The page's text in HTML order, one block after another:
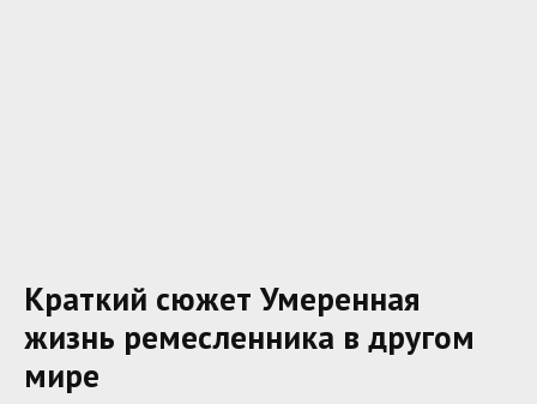
Краткий сюжет Умеренная
жизнь ремесленника в другом
мире